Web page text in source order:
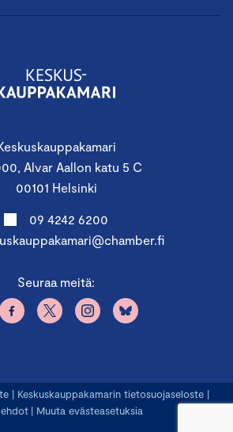
Alvar Aallon katu 5 C
00101 Helsinki
09 4242 6200
Seuraa meitä:
| Keskuskauppakamarin tietosuojaseloste |
| Muuta evästeasetuksia